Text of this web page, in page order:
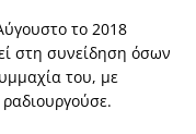
το 2018
στη συνείδηση όσων
του, με